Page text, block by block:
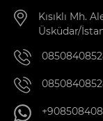
Kısıklı Mh.
Üsküdar/